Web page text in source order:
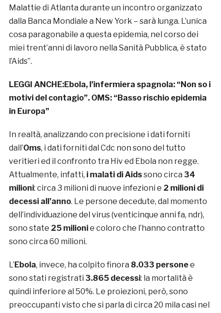
Malattie di Atlanta durante un incontro organizzato
dalla Banca Mondiale a New York – sarà lunga. L’unica
cosa paragonabile a questa epidemia, nel corso dei
miei trent’anni di lavoro nella Sanità Pubblica, è stato
l’Aids”.
LEGGI ANCHE:Ebola, l’infermiera spagnola: “Non so i
motivi del contagio”. OMS: “Basso rischio epidemia
in Europa”
In realtà, analizzando con precisione i dati forniti
dall’Oms, i dati forniti dal Cdc non sono del tutto
veritieri ed il confronto tra Hiv ed Ebola non regge.
Attualmente, infatti, i malati di Aidssono circa 34
milioni: circa 3 milioni di nuove infezioni e 2 milioni di
decessi all’anno. Le persone decedute, dal momento
dell’individuazione del virus (venticinque anni fa, ndr),
sono state 25 milionie coloro che l’hanno contratto
sono circa 60 milioni.
L’ Ebola, invece, ha colpito finora 8.033 personee
sono stati registrati 3.865 decessi: la mortalità è
quindi inferiore al 50%. Le proiezioni, però, sono
preoccupanti visto che si parla di circa 20 mila casi nel